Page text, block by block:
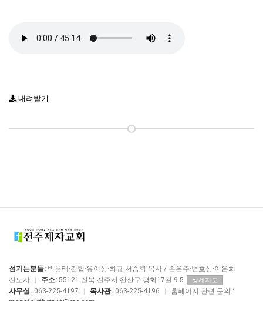
내려받기
섬기는분들: 박용태·김협·유이상·최규·서승학 목사 / 손은주·변호상·이은희
전도사
주소: 55121 전북 전주시 완산구 평화17길 9-5 상세지도
사무실. 063-225-4197 목사관. 063-225-4196
홈페이지 관련 문의 :
manstolethefruit@me.com